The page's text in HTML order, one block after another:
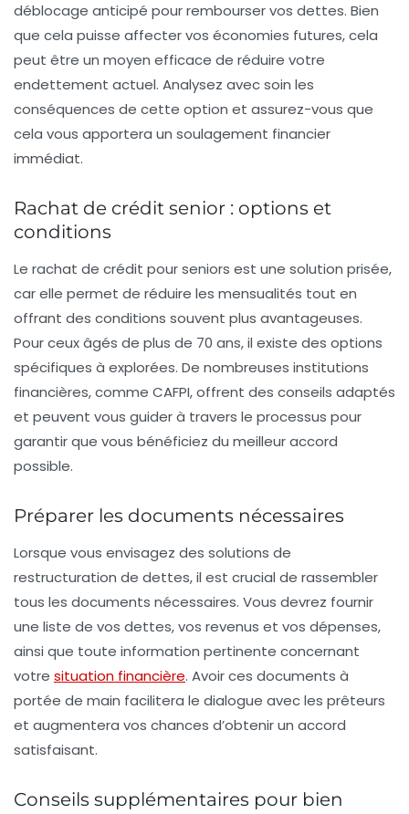
déblocage anticipé pour rembourser vos dettes. Bien
que cela puisse affecter vos économies futures, cela
peut être un moyen efficace de réduire votre
endettement actuel. Analysez avec soin les
conséquences de cette option et assurez-vous que
cela vous apportera un soulagement financier
immédiat.
Rachat de crédit senior : options et
conditions
Le rachat de crédit pour seniors est une solution prisée,
car elle permet de réduire les mensualités tout en
offrant des conditions souvent plus avantageuses.
Pour ceux âgés de plus de 70 ans, il existe des options
spécifiques à explorées. De nombreuses institutions
financières, comme CAFPI, offrent des conseils adaptés
et peuvent vous guider à travers le processus pour
garantir que vous bénéficiez du meilleur accord
possible.
Préparer les documents nécessaires
Lorsque vous envisagez des solutions de
restructuration de dettes, il est crucial de rassembler
tous les documents nécessaires. Vous devrez fournir
une liste de vos dettes, vos revenus et vos dépenses,
ainsi que toute information pertinente concernant
votre situation financière. Avoir ces documents à
portée de main facilitera le dialogue avec les prêteurs
et augmentera vos chances d’obtenir un accord
satisfaisant.
Conseils supplémentaires pour bien